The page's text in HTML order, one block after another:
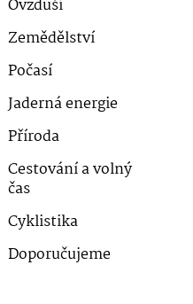
Ovzduší
Zemědělství
Počasí
Jaderná energie
Příroda
Cestování a volný
čas
Cyklistika
Doporučujeme